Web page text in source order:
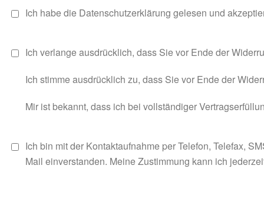
Ich habe die Datenschutzerklärung gelesen und
Ich verlange ausdrücklich, dass Sie vor Ende der
Ich stimme ausdrücklich zu, dass Sie vor Ende der
Mir ist bekannt, dass ich bei vollständiger
Ich bin mit der Kontaktaufnahme per Telefon, Telefax,
Mail einverstanden. Meine Zustimmung kann ich